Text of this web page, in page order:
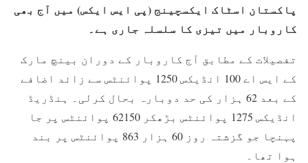
پاکستان اسٹاک ایکسچینج (پی ایس ایکس) میں آج بھی
کاروبار میں تیزی کا سلسلہ جاری ہے۔
تفصیلات کے مطابق آج کاروبار کے دوران بینچ مارک
کے ایس اے 100 انڈیکس 1250 پوائنٹس سے زائد اضافے
کے بعد 62 ہزار کی حد دوبارہ بحال کرلی۔ ہنڈریڈ
انڈیکس 1275 پوائنٹس بڑھکر 62150 پوائنٹس پر جا
پہنچا جو گزشتہ روز 60 ہزار 863 پوائنٹس پر بند
ہوا تھا۔